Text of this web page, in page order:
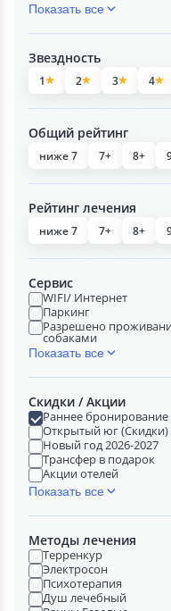
Показать все
Звездность
1 2 3 4
Общий рейтинг
ниже 7 7+ 8+
Рейтинг лечения
ниже 7 7+ 8+
Сервис
WIFI/ Интернет
Паркинг
Разрешено
собаками
Показать все
Скидки / Акции
Раннее бронирование
Открытый юг (Скидки)
Новый год 2026-2027
Трансфер в подарок
Акции отелей
Показать все
Методы лечения
Терренкур
Электросон
Психотерапия
Душ лечебный